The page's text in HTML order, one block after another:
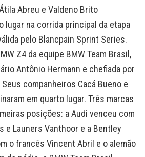
Abreu e Valdeno Brito
na corrida principal da etapa
pelo Blancpain Sprint Series.
Z4 da equipe BMW Team Brasil,
Antônio Hermann e chefiada por
companheiros Cacá Bueno e
em quarto lugar. Três marcas
posições: a Audi venceu com
e Launers Vanthoor e a Bentley
o francês Vincent Abril e o alemão